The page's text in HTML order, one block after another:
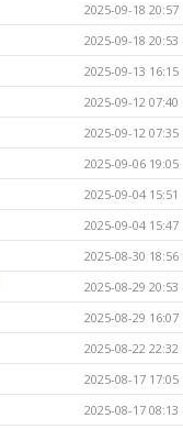
2025-09-18 20:57
2025-09-18 20:53
2025-09-13 16:15
2025-09-12 07:40
2025-09-12 07:35
2025-09-06 19:05
2025-09-04 15:51
2025-09-04 15:47
2025-08-30 18:56
2025-08-29 20:53
2025-08-29 16:07
2025-08-22 22:32
2025-08-17 17:05
2025-08-17 08:13